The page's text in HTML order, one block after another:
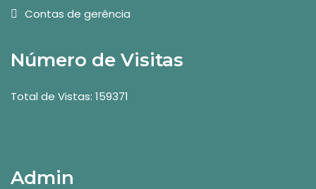
Contas de gerência
Número de Visitas
Total de Vistas: 159371
Admin